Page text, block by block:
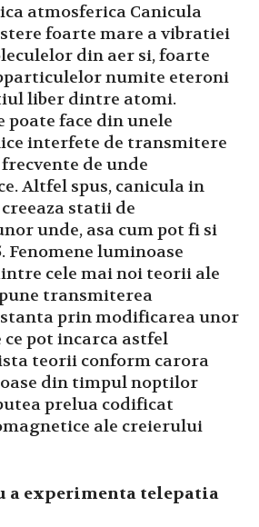
atmosferica Canicula
foarte mare a vibratiei
din aer si, foarte
numite eteroni
liber dintre atomi.
poate face din unele
interfete de transmitere
de unde
Altfel spus, canicula in
statii de
unde, asa cum pot fi si
Fenomene luminoase
cele mai noi teorii ale
transmiterea
prin modificarea unor
pot incarca astfel
teorii conform carora
din timpul noptilor
prelua codificat
ale creierului
a experimenta telepatia